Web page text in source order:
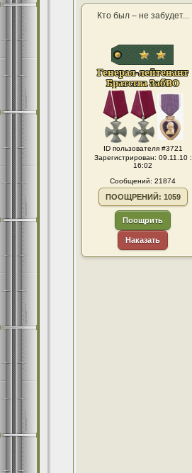
Кто был – не забудет...
ID пользователя #3721
Зарегистрирован: 09.11.10 :
16:02
Сообщений: 21874
ПООЩРЕНИЙ: 1059
Поощрить
Наказать